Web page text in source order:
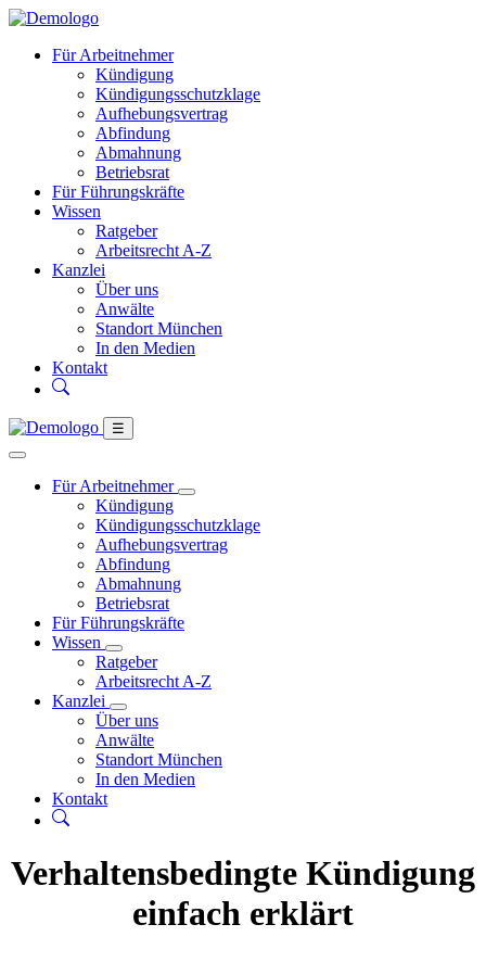
Für Arbeitnehmer
Kündigung
Kündigungsschutzklage
Aufhebungsvertrag
Abfindung
Abmahnung
Betriebsrat
Für Führungskräfte
Wissen
Ratgeber
Arbeitsrecht A-Z
Kanzlei
Über uns
Anwälte
Standort München
In den Medien
Kontakt
☰
Für Arbeitnehmer
Kündigung
Kündigungsschutzklage
Aufhebungsvertrag
Abfindung
Abmahnung
Betriebsrat
Für Führungskräfte
Wissen
Ratgeber
Arbeitsrecht A-Z
Kanzlei
Über uns
Anwälte
Standort München
In den Medien
Kontakt
Verhaltensbedingte Kündigung
einfach erklärt